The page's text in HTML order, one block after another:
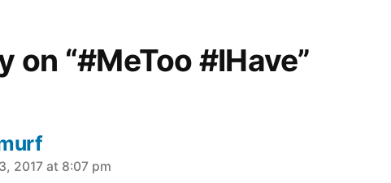
on “#MeToo #IHave”
2017 at 8:07 pm